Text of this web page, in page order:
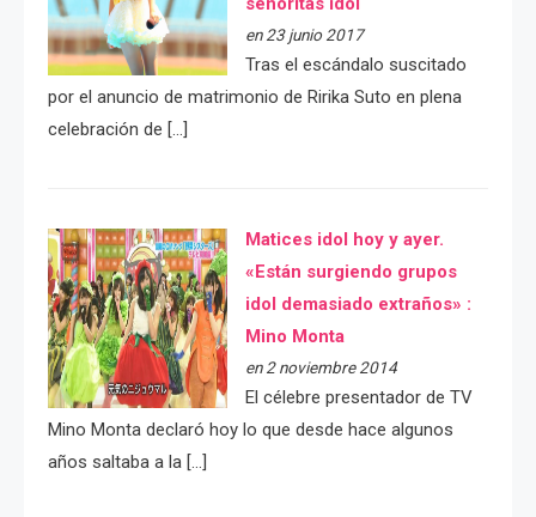
en 23 junio 2017
Tras el escándalo suscitado
por el anuncio de matrimonio de Ririka Suto en plena
celebración de […]
Matices idol hoy y ayer.
«Están surgiendo grupos
idol demasiado extraños» :
Mino Monta
en 2 noviembre 2014
El célebre presentador de TV
Mino Monta declaró hoy lo que desde hace algunos
años saltaba a la […]